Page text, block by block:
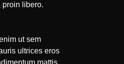
proin libero.
ut sem
ultrices eros
mattis.